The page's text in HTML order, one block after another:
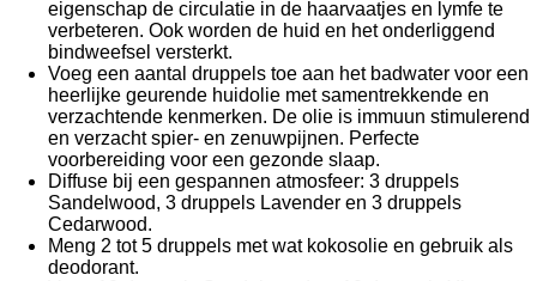
eigenschap de circulatie in de haarvaatjes en lymfe te
verbeteren. Ook worden de huid en het onderliggend
bindweefsel versterkt.
Voeg een aantal druppels toe aan het badwater voor een
heerlijke geurende huidolie met samentrekkende en
verzachtende kenmerken. De olie is immuun stimulerend
en verzacht spier- en zenuwpijnen. Perfecte
voorbereiding voor een gezonde slaap.
Diffuse bij een gespannen atmosfeer: 3 druppels
Sandelwood, 3 druppels Lavender en 3 druppels
Cedarwood.
Meng 2 tot 5 druppels met wat kokosolie en gebruik als
deodorant.